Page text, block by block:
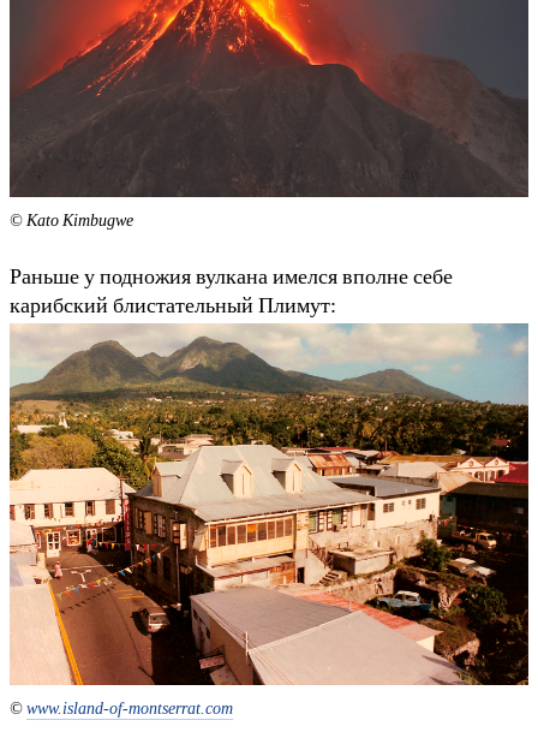
© Kato Kimbugwe
Раньше у подножия вулкана имелся вполне себе
карибский блистательный Плимут:
©www.island-of-montserrat.com